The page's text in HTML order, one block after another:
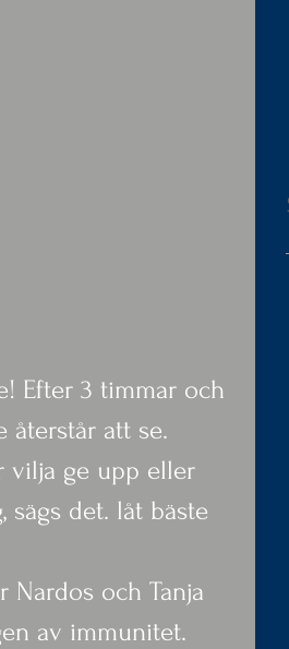
Efter 3 timmar och
återstår att se.
vilja ge upp eller
sägs det. låt bäste
Nardos och Tanja
av immunitet.